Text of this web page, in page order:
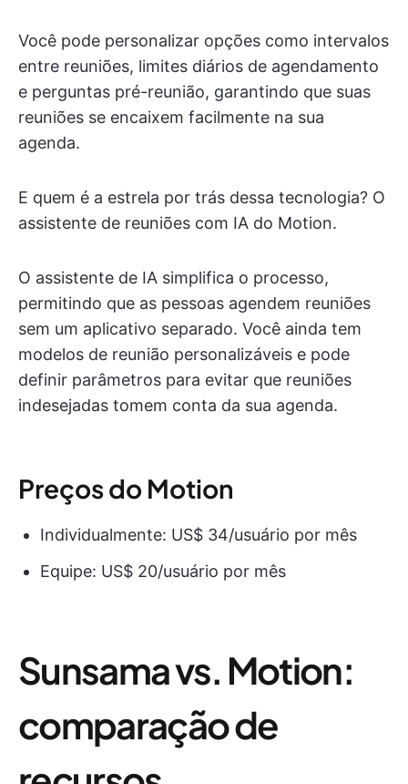
Você pode personalizar opções como intervalos
entre reuniões, limites diários de agendamento
e perguntas pré-reunião, garantindo que suas
reuniões se encaixem facilmente na sua
agenda.
E quem é a estrela por trás dessa tecnologia? O
assistente de reuniões com IA do Motion.
O assistente de IA simplifica o processo,
permitindo que as pessoas agendem reuniões
sem um aplicativo separado. Você ainda tem
modelos de reunião personalizáveis e pode
definir parâmetros para evitar que reuniões
indesejadas tomem conta da sua agenda.
Preços do Motion
Individualmente: US$ 34/usuário por mês
Equipe: US$ 20/usuário por mês
Sunsama vs. Motion:
comparação de